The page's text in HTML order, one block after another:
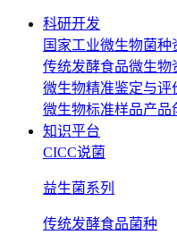
科研开发
国家工业微生物菌
传统发酵食品微生物
微生物精准鉴定与评
微生物标准样品产品
知识平台
CICC说菌
益生菌系列
传统发酵食品菌种